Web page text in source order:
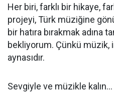
Her biri, farklı bir hikaye,
projeyi, Türk müziğine
bir hatıra bırakmak adına
bekliyorum. Çünkü müzik,
aynasıdır.
Sevgiyle ve müzikle kalın…